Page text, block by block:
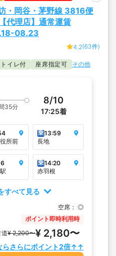
・岡谷・茅野線 3816便
代理店】通常運賃
08.23
4.2(63件)
トイレ付 座席指定可 その他
35分
8/10
17:25着
所前
乗13:59
長地
乗14:20
赤羽根
すべて見る
空席： ◎
ポイント即時利用時
道¥ 2,200〜¥ 2,180〜
らさらにポイント2倍↑↑